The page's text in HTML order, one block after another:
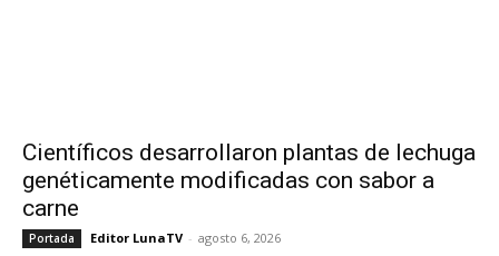
Científicos desarrollaron plantas de lechuga
genéticamente modificadas con sabor a
carne
Portada Editor LunaTV - agosto 6, 2026